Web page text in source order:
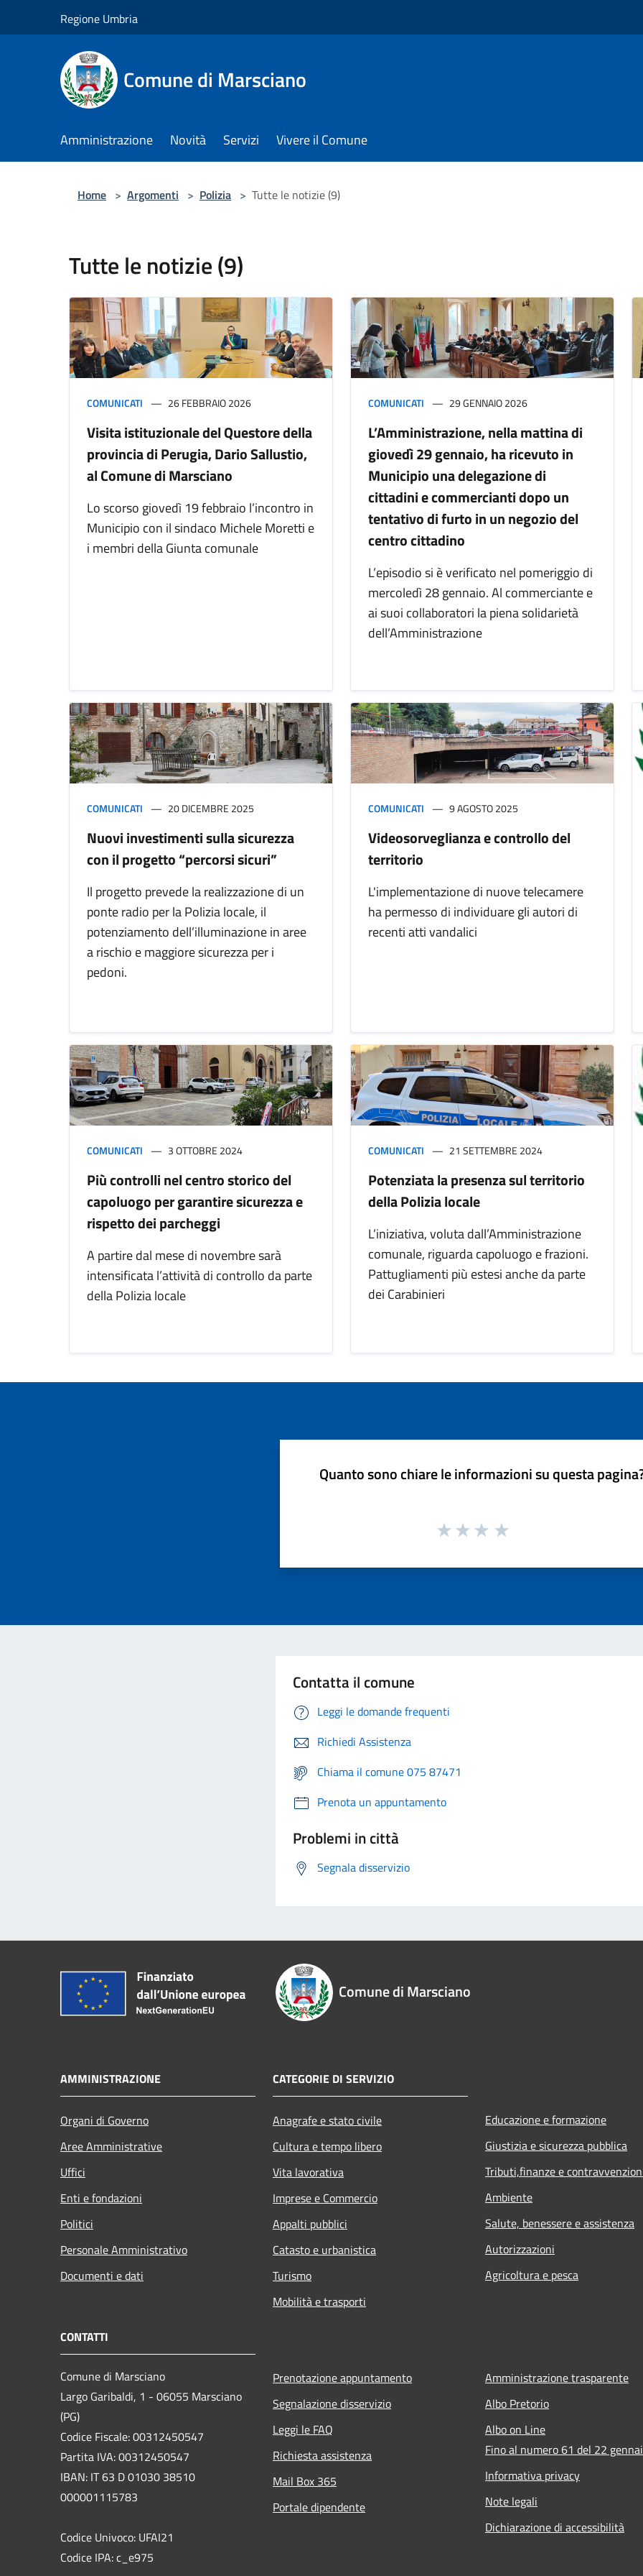
Regione Umbria
Comune di Marsciano
Amministrazione Novità Servizi Vivere il Comune
Home > Argomenti > Polizia > Tutte le notizie (9)
Tutte le notizie (9)
COMUNICATI 26 FEBBRAIO 2026
Visita istituzionale del Questore della
provincia di Perugia, Dario Sallustio,
al Comune di Marsciano
Lo scorso giovedì 19 febbraio l’incontro in
Municipio con il sindaco Michele Moretti e
i membri della Giunta comunale
COMUNICATI 29 GENNAIO 2026
L’Amministrazione, nella mattina di
giovedì 29 gennaio, ha ricevuto in
Municipio una delegazione di
cittadini e commercianti dopo un
tentativo di furto in un negozio del
centro cittadino
L’episodio si è verificato nel pomeriggio di
mercoledì 28 gennaio. Al commerciante e
ai suoi collaboratori la piena solidarietà
dell’Amministrazione
COMUNICATI 20 DICEMBRE 2025
Nuovi investimenti sulla sicurezza
con il progetto “percorsi sicuri”
Il progetto prevede la realizzazione di un
ponte radio per la Polizia locale, il
potenziamento dell’illuminazione in aree
a rischio e maggiore sicurezza per i
pedoni.
COMUNICATI 9 AGOSTO 2025
Videosorveglianza e controllo del
territorio
L'implementazione di nuove telecamere
ha permesso di individuare gli autori di
recenti atti vandalici
COMUNICATI 3 OTTOBRE 2024
Più controlli nel centro storico del
capoluogo per garantire sicurezza e
rispetto dei parcheggi
A partire dal mese di novembre sarà
intensificata l’attività di controllo da parte
della Polizia locale
COMUNICATI 21 SETTEMBRE 2024
Potenziata la presenza sul territorio
della Polizia locale
L’iniziativa, voluta dall’Amministrazione
comunale, riguarda capoluogo e frazioni.
Pattugliamenti più estesi anche da parte
dei Carabinieri
Quanto sono chiare le informazioni su questa
Contatta il comune
Leggi le domande frequenti
Richiedi Assistenza
Chiama il comune 075 87471
Prenota un appuntamento
Problemi in città
Segnala disservizio
Comune di Marsciano
AMMINISTRAZIONE
Organi di Governo
Aree Amministrative
Uffici
Enti e fondazioni
Politici
Personale Amministrativo
Documenti e dati
CATEGORIE DI SERVIZIO
Anagrafe e stato civile
Cultura e tempo libero
Vita lavorativa
Imprese e Commercio
Appalti pubblici
Catasto e urbanistica
Turismo
Mobilità e trasporti
Educazione e formazione
Giustizia e sicurezza pubblica
Tributi,finanze e
Ambiente
Salute, benessere e assistenza
Autorizzazioni
Agricoltura e pesca
CONTATTI
Comune di Marsciano
Largo Garibaldi, 1 - 06055 Marsciano
(PG)
Codice Fiscale: 00312450547
Partita IVA: 00312450547
IBAN: IT 63 D 01030 38510
000001115783
Codice Univoco: UFAI21
Codice IPA: c_e975
Prenotazione appuntamento
Segnalazione disservizio
Leggi le FAQ
Richiesta assistenza
Mail Box 365
Portale dipendente
Amministrazione trasparente
Albo Pretorio
Albo on Line
Fino al numero 61 del 22
Informativa privacy
Note legali
Dichiarazione di accessibilità